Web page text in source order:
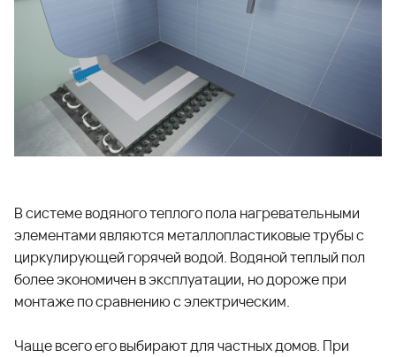
В системе водяного теплого пола нагревательными
элементами являются металлопластиковые трубы с
циркулирующей горячей водой. Водяной теплый пол
более экономичен в эксплуатации, но дороже при
монтаже по сравнению с электрическим.
Чаще всего его выбирают для частных домов. При